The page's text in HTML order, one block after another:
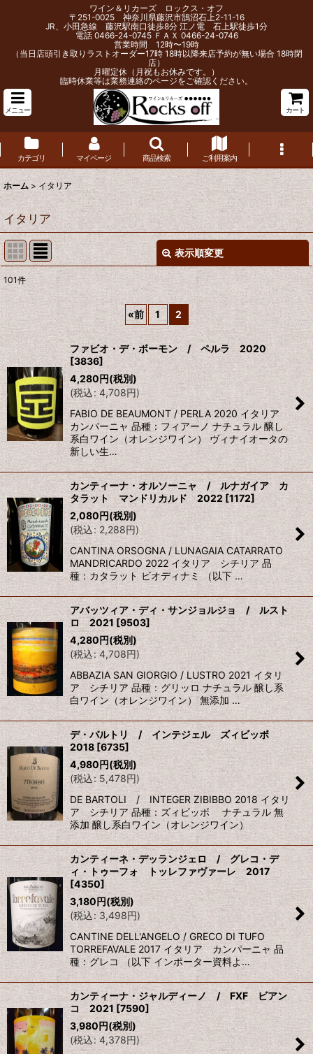
ワイン＆リカーズ ロックス・オフ
〒251-0025 神奈川県藤沢市鵠沼石上2-11-16
JR、小田急線 藤沢駅南口徒歩8分 江ノ電 石上駅徒歩1分
電話 0466-24-0745 ＦＡＸ 0466-24-0746
営業時間 12時〜19時
（当日店頭引き取りラストオーダー17時 18時以降来店予約が無い場合 18時閉
店）
月曜定休（月祝もお休みです。）
臨時休業等は業務連絡のページをご確認ください。
メニュー カート
カテゴリ マイページ 商品検索 ご利用案内
ホーム > イタリア
イタリア
表示順変更
サブカテゴリ
表示数 :
並び順:
絞り込む
101件
«前 1 2
ファビオ・デ・ボーモン / ペルラ 2020
[3836]
4,280円(税別)
(税込: 4,708円)
FABIO DE BEAUMONT / PERLA 2020 イタリア
カンパーニャ 品種：フィアーノ ナチュラル 醸し
系白ワイン（オレンジワイン） ヴィナイオータの
新しい生…
カンティーナ・オルソーニャ / ルナガイア カ
タラット マンドリカルド 2022 [1172]
2,080円(税別)
(税込: 2,288円)
CANTINA ORSOGNA / LUNAGAIA CATARRATO
MANDRICARDO 2022 イタリア シチリア 品
種：カタラット ビオディナミ （以下 …
アバッツィア・ディ・サンジョルジョ / ルスト
ロ 2021 [9503]
4,280円(税別)
(税込: 4,708円)
ABBAZIA SAN GIORGIO / LUSTRO 2021 イタリ
ア シチリア 品種：グリッロ ナチュラル 醸し系
白ワイン（オレンジワイン） 無添加 …
デ・バルトリ / インテジェル ズィビッボ
2018[6735]
4,980円(税別)
(税込: 5,478円)
DE BARTOLI / INTEGER ZIBIBBO 2018 イタリ
ア シチリア 品種：ズィビッボ ナチュラル 無
添加 醸し系白ワイン（オレンジワイン）
カンティーネ・デッランジェロ / グレコ・デ
ィ・トゥーフォ トッレファヴァーレ 2017
[4350]
3,180円(税別)
(税込: 3,498円)
CANTINE DELL'ANGELO / GRECO DI TUFO
TORREFAVALE 2017 イタリア カンパーニャ 品
種：グレコ （以下 インポーター資料よ…
カンティーナ・ジャルディーノ / FXF ビアン
コ 2021 [7590]
3,980円(税別)
(税込: 4,378円)